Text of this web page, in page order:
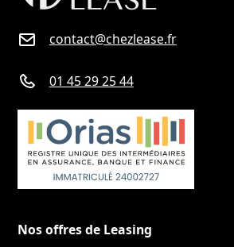
contact@chezlease.fr
01 45 29 25 44
Nos offres de Leasing